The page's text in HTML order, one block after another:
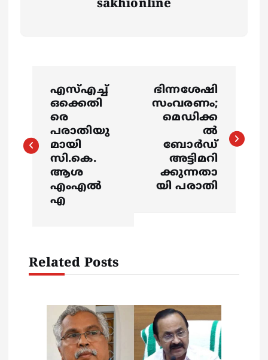
sakhionline
s
v
എസ്എച്ച്
ഒക്കെതി
രെ
പരാതിയു
മായി
സി.കെ.
ആശ
എംഎൽ
എ
ഭിന്നശേഷി
സംവരണം;
മെഡിക്ക
ൽ
ബോർഡ്
അട്ടിമറി
ക്കുന്നതാ
യി പരാതി
Related Posts